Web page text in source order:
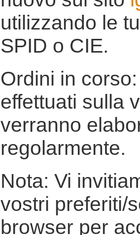
utilizzando le
SPID o CIE.
Ordini in
effettuati sulla
verranno
regolarmente.
Nota: Vi
vostri preferiti/
browser per